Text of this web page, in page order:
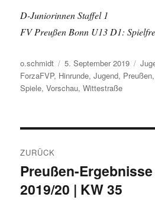
D-Juniorinnen Staffel 1
FV Preußen Bonn U13 D1:
Autor
o.schmidt
Veröffentlicht
am
5. September 2019
ForzaFVP, Hinrunde,Jugend, Preußen
Spiele,Vorschau,Wittestraße
ZURÜCK
Vorheriger
Beitrag:
Preußen-
2019/20 | KW 35